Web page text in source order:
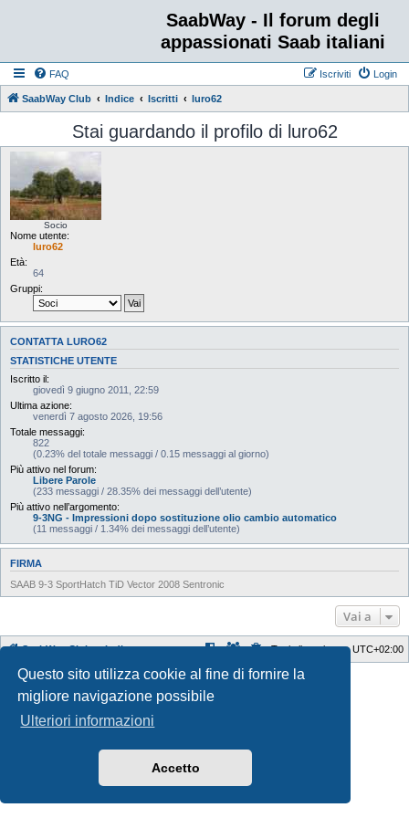
Questo sito utilizza cookie al fine di fornire la
migliore navigazione possibile
Ulteriori informazioni
Accetto
SaabWay - Il forum degli
appassionati Saab italiani
FAQ Login
Iscriviti
SaabWay Club Indice Iscritti luro62
Stai guardando il profilo di luro62
Socio
Nome utente:
luro62
Età:
64
Gruppi:
CONTATTA LURO62
STATISTICHE UTENTE
Iscritto il:
giovedì 9 giugno 2011, 22:59
Ultima azione:
venerdì 7 agosto 2026, 19:56
Totale messaggi:
822
(0.23% del totale messaggi / 0.15 messaggi al giorno)
Più attivo nel forum:
Libere Parole
(233 messaggi / 28.35% dei messaggi dell’utente)
Più attivo nell’argomento:
9-3NG - Impressioni dopo sostituzione olio cambio automatico
(11 messaggi / 1.34% dei messaggi dell’utente)
FIRMA
SAAB 9-3 SportHatch TiD Vector 2008 Sentronic
Vai a
SaabWay Club Indice Tutti gli orari sonoUTC+02:00
Style Developer by ©GTA gameForum.
Creato da
® Forum Software © phpBB Limited
Traduzione Italiana